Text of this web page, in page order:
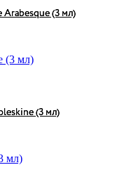
(3 мл)
(3 мл)